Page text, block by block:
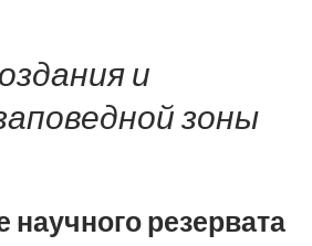
и
зоны
научного резервата